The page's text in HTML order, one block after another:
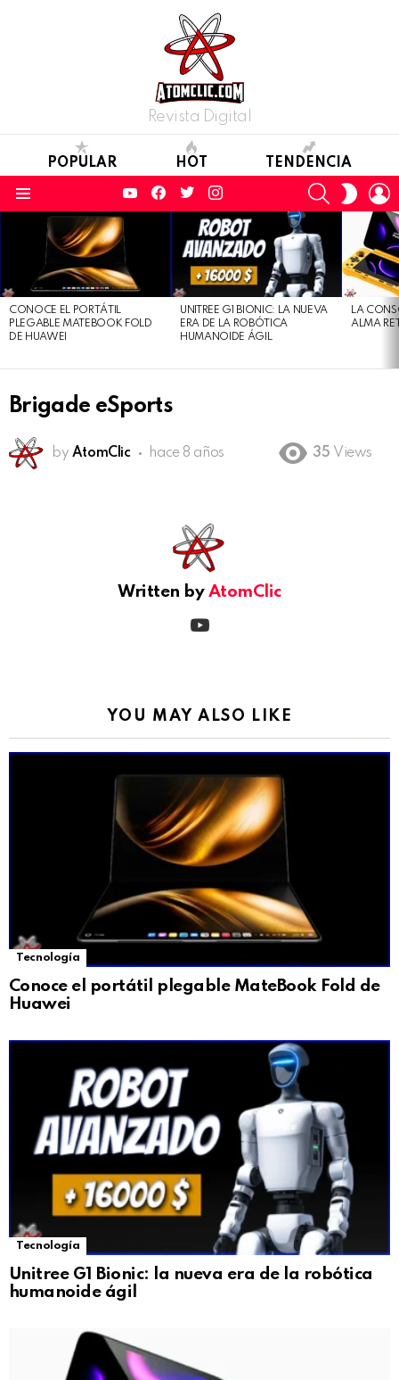
Revista Digital
POPULAR HOT TENDENCIA
YouTubeFacebook
TwitterInstagram SEARCH
SKIN
STORIES
CONOCE EL PORTÁTIL
PLEGABLE MATEBOOK FOLD
DE HUAWEI
UNITREE G1 BIONIC: LA NUEVA
ERA DE LA ROBÓTICA
HUMANOIDE ÁGIL
LA
ALMA
Brigade eSports
by AtomClic hace 8 años 35 Views
Written by AtomClic
YOU MAY ALSO LIKE
Tecnología
Conoce el portátil plegable MateBook Fold de
Huawei
Tecnología
Unitree G1 Bionic: la nueva era de la robótica
humanoide ágil